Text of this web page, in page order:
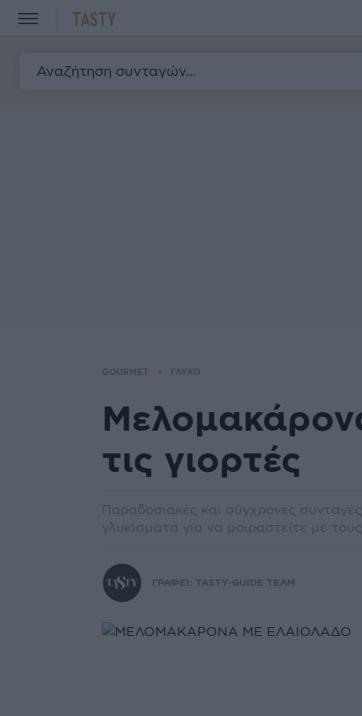
TASTY
GOURMET ΓΛΥΚΟ
τις γιορτές
Παραδοσιακές και σύγχρονες
γλυκίσματα για να μοιραστείτε με
ΓΡΑΦΕΙ: TASTY-GUIDE TEAM